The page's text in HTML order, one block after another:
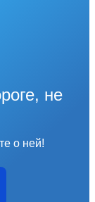
не
о ней!